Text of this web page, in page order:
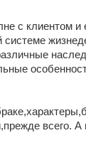
с клиентом
всего. А